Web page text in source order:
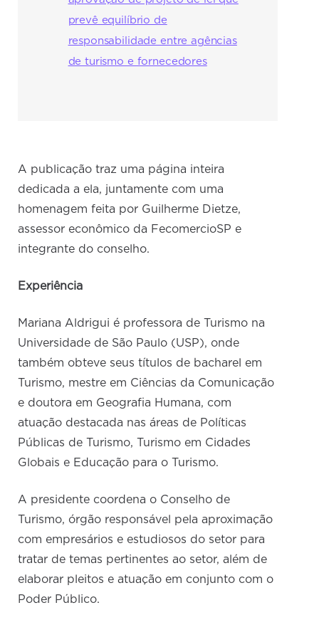
prevê equilíbrio de
responsabilidade entre agências
de turismo e fornecedores
A publicação traz uma página inteira
dedicada a ela, juntamente com uma
homenagem feita por Guilherme Dietze,
assessor econômico da FecomercioSP e
integrante do conselho.
Experiência
Mariana Aldrigui é professora de Turismo na
Universidade de São Paulo (USP), onde
também obteve seus títulos de bacharel em
Turismo, mestre em Ciências da Comunicação
e doutora em Geografia Humana, com
atuação destacada nas áreas de Políticas
Públicas de Turismo, Turismo em Cidades
Globais e Educação para o Turismo.
A presidente coordena o Conselho de
Turismo, órgão responsável pela aproximação
com empresários e estudiosos do setor para
tratar de temas pertinentes ao setor, além de
elaborar pleitos e atuação em conjunto com o
Poder Público.